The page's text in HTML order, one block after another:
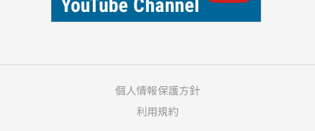
個人情報保護方針
利用規約